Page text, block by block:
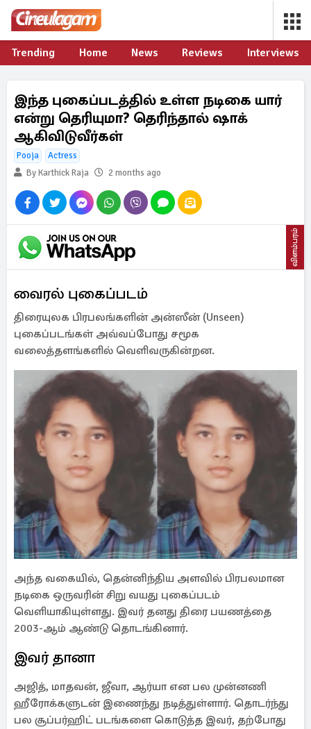
Trending Home News Reviews Interviews
இந்த புகைப்படத்தில் உள்ள நடிகை யார்
என்று தெரியுமா? தெரிந்தால் ஷாக்
ஆகிவிடுவீர்கள்
Pooja
Actress
By Karthick Raja
2 months ago
விளம்பரம்
வைரல் புகைப்படம்
திரையுலக பிரபலங்களின் அன்ஸீன் (Unseen)
புகைப்படங்கள் அவ்வப்போது சமூக
வலைத்தளங்களில் வெளிவருகின்றன.
அந்த வகையில், தென்னிந்திய அளவில் பிரபலமான
நடிகை ஒருவரின் சிறு வயது புகைப்படம்
வெளியாகியுள்ளது. இவர் தனது திரை பயணத்தை
2003-ஆம் ஆண்டு தொடங்கினார்.
இவர் தானா
அஜித், மாதவன், ஜீவா, ஆர்யா என பல முன்னணி
ஹீரோக்களுடன் இணைந்து நடித்துள்ளார். தொடர்ந்து
பல சூப்பர்ஹிட் படங்களை கொடுத்த இவர், தற்போது